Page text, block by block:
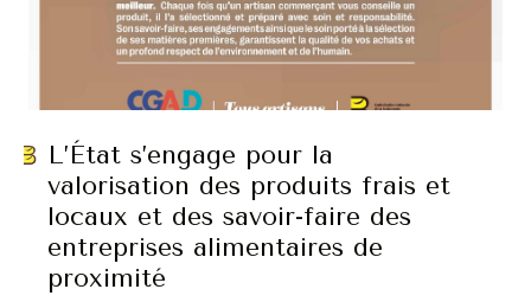
L’État s’engage pour la
valorisation des produits frais et
locaux et des savoir-faire des
entreprises alimentaires de
proximité